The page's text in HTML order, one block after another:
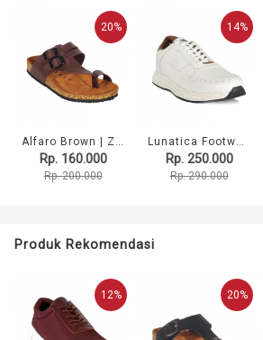
20%
Alfaro Brown | Zensa Footwear Sandal Jepit Pria Casual
Rp. 160.000
Rp. 200.000
14%
Lunatica Footwear Garreth White | Sepatu Sneaker Pria Casual
Rp. 250.000
Rp. 290.000
Produk Rekomendasi
12% 20%